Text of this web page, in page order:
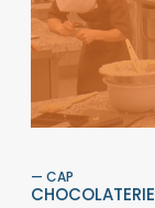
— CAP
CHOCOLATERIE